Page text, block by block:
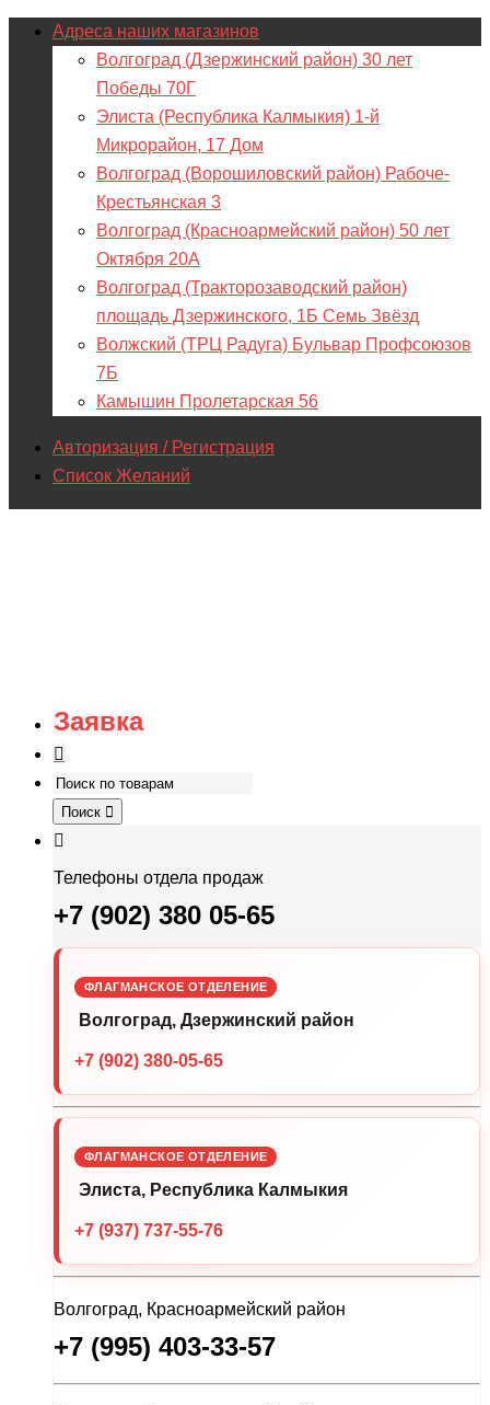
Адреса наших магазинов
Волгоград (Дзержинский район) 30 лет
Победы 70Г
Элиста (Республика Калмыкия) 1-й
Микрорайон, 17 Дом
Волгоград (Ворошиловский район) Рабоче-
Крестьянская 3
Волгоград (Красноармейский район) 50 лет
Октября 20А
Волгоград (Тракторозаводский район)
площадь Дзержинского, 1Б Семь Звёзд
Волжский (ТРЦ Радуга) Бульвар Профсоюзов
7Б
Камышин Пролетарская 56
Авторизация / Регистрация
Список Желаний
Заявка
Поиск
Телефоны отдела продаж
+7 (902) 380 05-65
ФЛАГМАНСКОЕ ОТДЕЛЕНИЕ
Волгоград, Дзержинский район
+7 (902) 380-05-65
ФЛАГМАНСКОЕ ОТДЕЛЕНИЕ
Элиста, Республика Калмыкия
+7 (937) 737-55-76
Волгоград, Красноармейский район
+7 (995) 403-33-57